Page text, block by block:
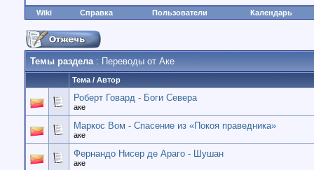
Wiki Справка Пользователи Календарь
Темы раздела: Переводы от Аке
Тема / Автор
Роберт Говард - Боги Севера
аке
Маркос Вом - Спасение из «Покоя праведника»
аке
Фернандо Нисер де Араго - Шушан
аке